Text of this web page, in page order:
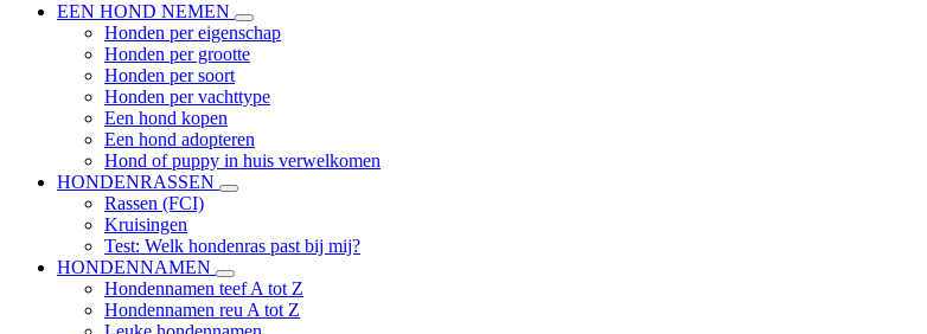
EEN HOND NEMEN
Honden per eigenschap
Honden per grootte
Honden per soort
Honden per vachttype
Een hond kopen
Een hond adopteren
Hond of puppy in huis verwelkomen
HONDENRASSEN
Rassen (FCI)
Kruisingen
Test: Welk hondenras past bij mij?
HONDENNAMEN
Hondennamen teef A tot Z
Hondennamen reu A tot Z